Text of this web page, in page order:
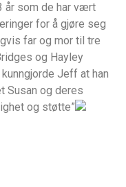
år som de har vært
for å gjøre seg
far og mor til tre
og Hayley
Jeff at han
Susan og deres
og støtte”